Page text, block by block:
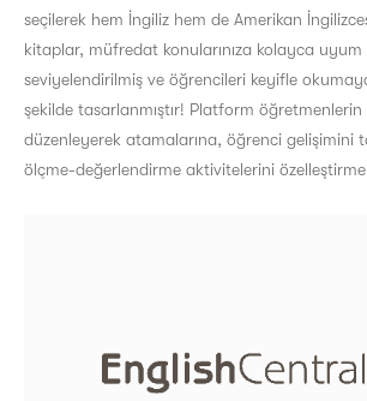
seçilerek hem İngiliz hem de Amerikan
kitaplar, müfredat konularınıza kolayca
seviyelendirilmiş ve öğrencileri keyifle
şekilde tasarlanmıştır! Platform öğretmenlerin
düzenleyerek atamalarına, öğrenci gelişimini
ölçme-değerlendirme aktivitelerini